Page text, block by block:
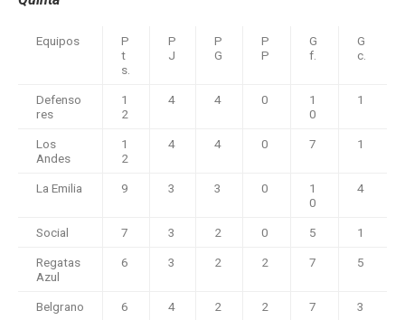
Equipos
P
t
s.
P
J
P
G
P
P
G
f.
G
c.
Defenso
res
1
2
4 4 0
1
0
1
Los
Andes
1
2
4 4 0 7 1
La Emilia 9 3 3 0
1
0
4
Social 7 3 2 0 5 1
Regatas
Azul
6 3 2 2 7 5
Belgrano 6 4 2 2 7 3